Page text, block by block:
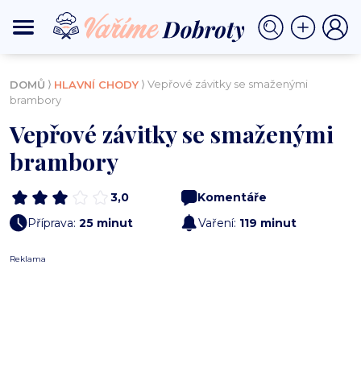
DOMŮ ⟩ HLAVNÍ CHODY ⟩ Vepřové závitky se smaženými
brambory
Vepřové závitky se smaženými
brambory
3,0
Komentáře
Příprava: 25 minut Vaření: 119 minut
Reklama